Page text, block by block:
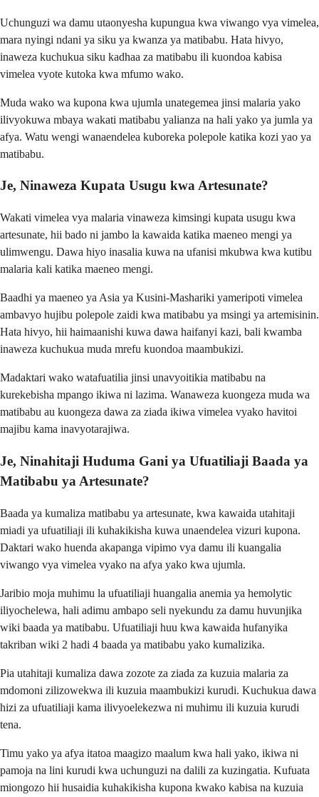
Uchunguzi wa damu utaonyesha kupungua kwa viwango vya vimelea,
mara nyingi ndani ya siku ya kwanza ya matibabu. Hata hivyo,
inaweza kuchukua siku kadhaa za matibabu ili kuondoa kabisa
vimelea vyote kutoka kwa mfumo wako.
Muda wako wa kupona kwa ujumla unategemea jinsi malaria yako
ilivyokuwa mbaya wakati matibabu yalianza na hali yako ya jumla ya
afya. Watu wengi wanaendelea kuboreka polepole katika kozi yao ya
matibabu.
Je, Ninaweza Kupata Usugu kwa Artesunate?
Wakati vimelea vya malaria vinaweza kimsingi kupata usugu kwa
artesunate, hii bado ni jambo la kawaida katika maeneo mengi ya
ulimwengu. Dawa hiyo inasalia kuwa na ufanisi mkubwa kwa kutibu
malaria kali katika maeneo mengi.
Baadhi ya maeneo ya Asia ya Kusini-Mashariki yameripoti vimelea
ambavyo hujibu polepole zaidi kwa matibabu ya msingi ya artemisinin.
Hata hivyo, hii haimaanishi kuwa dawa haifanyi kazi, bali kwamba
inaweza kuchukua muda mrefu kuondoa maambukizi.
Madaktari wako watafuatilia jinsi unavyoitikia matibabu na
kurekebisha mpango ikiwa ni lazima. Wanaweza kuongeza muda wa
matibabu au kuongeza dawa za ziada ikiwa vimelea vyako havitoi
majibu kama inavyotarajiwa.
Je, Ninahitaji Huduma Gani ya Ufuatiliaji Baada ya
Matibabu ya Artesunate?
Baada ya kumaliza matibabu ya artesunate, kwa kawaida utahitaji
miadi ya ufuatiliaji ili kuhakikisha kuwa unaendelea vizuri kupona.
Daktari wako huenda akapanga vipimo vya damu ili kuangalia
viwango vya vimelea vyako na afya yako kwa ujumla.
Jaribio moja muhimu la ufuatiliaji huangalia anemia ya hemolytic
iliyochelewa, hali adimu ambapo seli nyekundu za damu huvunjika
wiki baada ya matibabu. Ufuatiliaji huu kwa kawaida hufanyika
takriban wiki 2 hadi 4 baada ya matibabu yako kumalizika.
Pia utahitaji kumaliza dawa zozote za ziada za kuzuia malaria za
mdomoni zilizowekwa ili kuzuia maambukizi kurudi. Kuchukua dawa
hizi za ufuatiliaji kama ilivyoelekezwa ni muhimu ili kuzuia kurudi
tena.
Timu yako ya afya itatoa maagizo maalum kwa hali yako, ikiwa ni
pamoja na lini kurudi kwa uchunguzi na dalili za kuzingatia. Kufuata
miongozo hii husaidia kuhakikisha kupona kwako kabisa na kuzuia